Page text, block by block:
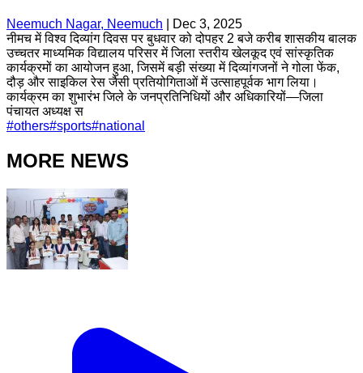
Neemuch Nagar, Neemuch
Dec 3, 2025
नीमच में विश्व दिव्यांग दिवस पर बुधवार को दोपहर 2 बजे करीब शासकीय बालक
उच्चतर माध्यमिक विद्यालय परिसर में जिला स्तरीय खेलकूद एवं सांस्कृतिक
कार्यक्रमों का आयोजन हुआ, जिसमें बड़ी संख्या में दिव्यांगजनों ने गोला फेंक,
दौड़ और साइकिल रेस जैसी प्रतियोगिताओं में उत्साहपूर्वक भाग लिया।
कार्यक्रम का शुभारंभ जिले के जनप्रतिनिधियों और अधिकारियों—जिला
पंचायत अध्यक्ष स
#others#sports#national
MORE NEWS